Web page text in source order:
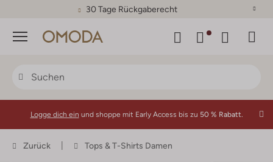
30 Tage Rückgaberecht
Menü
Logge dich ein und shoppe mit Early Access bis zu 50 % Rabatt.
Zurück Tops & T-Shirts Damen